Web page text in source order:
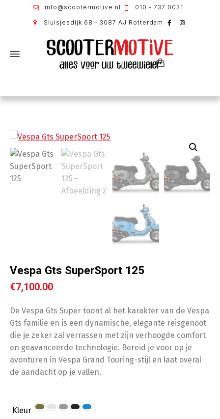
info@scootermotive.nl 010 - 737 0031
Sluisjesdijk 68 - 3087 AJ Rotterdam
Vespa Gts SuperSport 125
€7,100.00
De Vespa Gts Super toont al het karakter van de Vespa
Gts familie en is een dynamische, elegante reisgenoot
die je zeker zal verrassen met zijn verhoogde comfort
en geavanceerde technologie. Bereid je voor op je
avonturen in Vespa Grand Touring-stijl en laat overal
de aandacht op je vallen.
Kleur